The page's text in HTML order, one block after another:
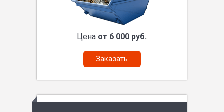
Цена от 6 000 руб.
Заказать